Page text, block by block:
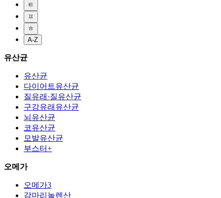
ㅌ
ㅍ
ㅎ
A-Z
유산균
유산균
다이어트유산균
질유래·질유산균
구강유래유산균
뇌유산균
코유산균
모발유산균
부스터+
오메가
오메가3
감마리놀렌산